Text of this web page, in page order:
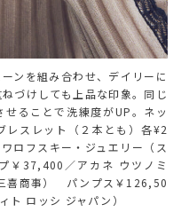
ンを組み合わせ、デイリーに
づけしても上品な印象。同じ
ることで洗練度がUP。ネッ
スレット（２本とも）各¥2
ロフスキー・ジュエリー（ス
￥37,400／アカネ ウツノミ
喜商事） パンプス￥126,50
ト ロッシ ジャパン）